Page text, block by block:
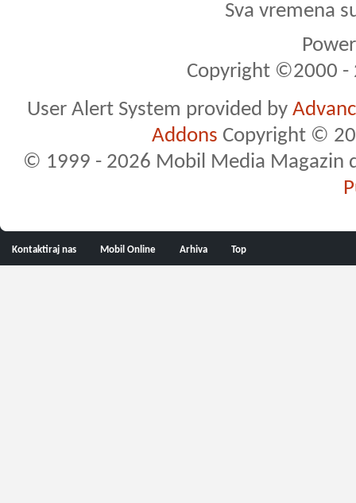
Sva vremena
Copyright ©2000 -
User Alert System provided by
Addons Copyright ©
© 1999 - 2026 Mobil Media Magazin
Kontaktiraj nas Mobil Online Arhiva Top